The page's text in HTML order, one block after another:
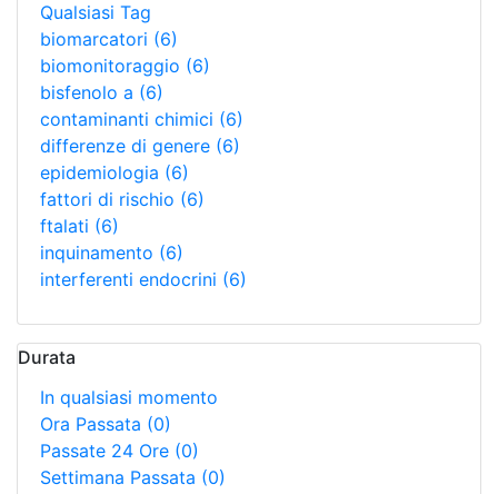
Qualsiasi Tag
biomarcatori (6)
biomonitoraggio (6)
bisfenolo a (6)
contaminanti chimici (6)
differenze di genere (6)
epidemiologia (6)
fattori di rischio (6)
ftalati (6)
inquinamento (6)
interferenti endocrini (6)
Durata
In qualsiasi momento
Ora Passata (0)
Passate 24 Ore (0)
Settimana Passata (0)